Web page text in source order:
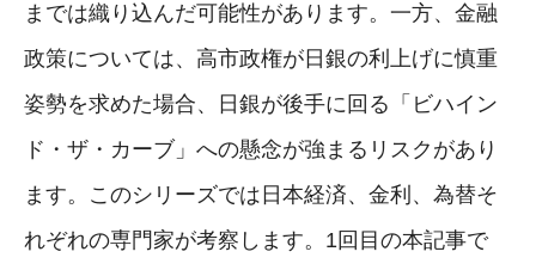
までは織り込んだ可能性があります。一方、金融
政策については、高市政権が日銀の利上げに慎重
姿勢を求めた場合、日銀が後手に回る「ビハイン
ド・ザ・カーブ」への懸念が強まるリスクがあり
ます。このシリーズでは日本経済、金利、為替そ
れぞれの専門家が考察します。1回目の本記事で